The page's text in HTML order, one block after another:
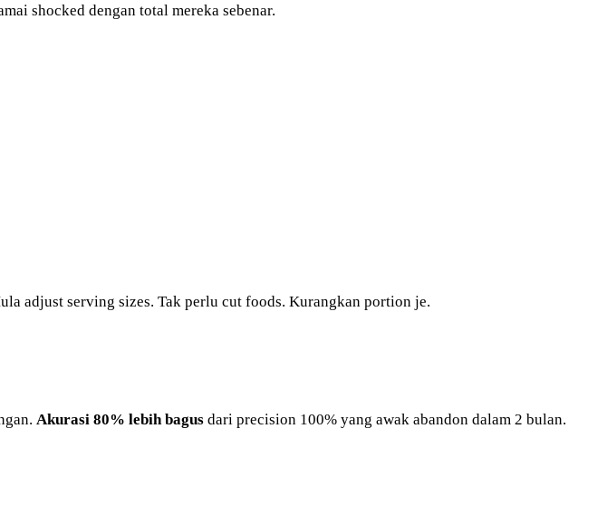
shocked dengan total mereka sebenar.
adjust serving sizes. Tak perlu cut foods. Kurangkan portion je.
Akurasi 80% lebih bagus dari precision 100% yang awak abandon dalam 2 bulan.